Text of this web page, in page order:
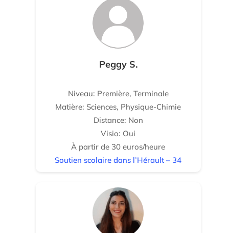
Peggy S.
Niveau: Première, Terminale
Matière: Sciences, Physique-Chimie
Distance: Non
Visio: Oui
À partir de 30 euros/heure
Soutien scolaire dans l’Hérault – 34